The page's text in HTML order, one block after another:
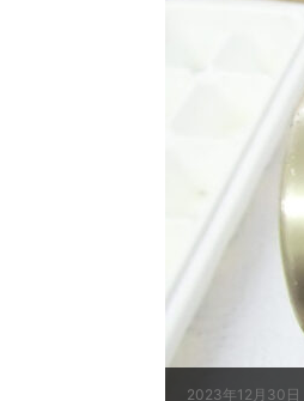
2023年12月30日